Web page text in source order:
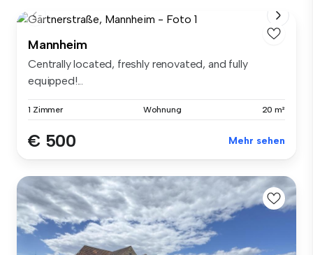
Mannheim
Centrally located, freshly renovated, and fully
equipped!...
1 Zimmer Wohnung 20 m²
€ 500 Mehr sehen